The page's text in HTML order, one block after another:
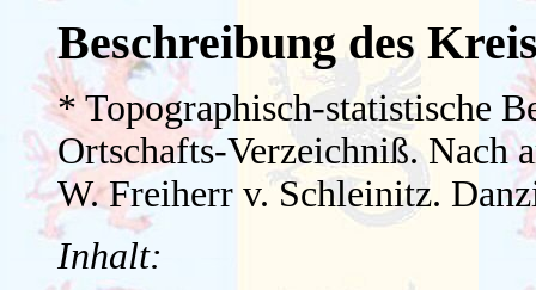
Beschreibung des
* Topographisch-statistische
Ortschafts-Verzeichniß. Nach
W. Freiherr v. Schleinitz.
Inhalt: